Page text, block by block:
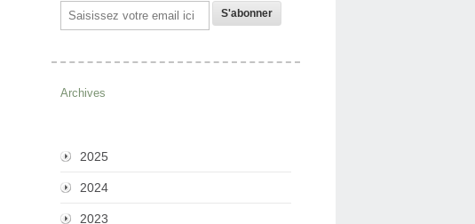
Email
Archives
2025
2024
2023